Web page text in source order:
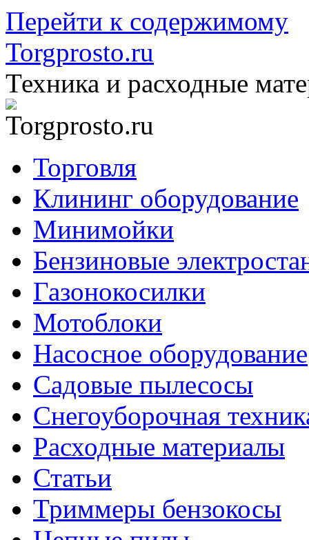
Перейти к содержимому
Torgprosto.ru
Техника и расходные
Торговля
Клининг оборудование
Минимойки
Бензиновые
Газонокосилки
Мотоблоки
Насосное оборудование
Садовые пылесосы
Снегоуборочная
Расходные материалы
Статьи
Триммеры бензокосы